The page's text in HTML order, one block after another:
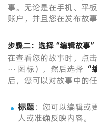
事。无论是在手机、平
账户，并且您在发布故
步骤二：选择“编辑故事”
在查看您的故事时，点
⋯ 图标），然后选择 “
后，您可以对故事中的
标题：您可以编辑或
人或准确反映内容。